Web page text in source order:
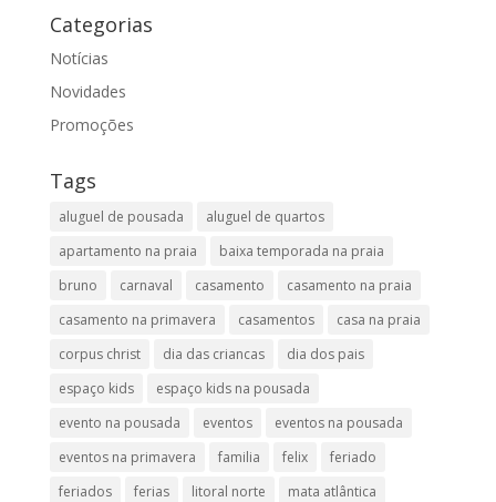
Categorias
Notícias
Novidades
Promoções
Tags
aluguel de pousada
aluguel de quartos
apartamento na praia
baixa temporada na praia
bruno
carnaval casamento
casamento na praia
casamento na primavera
casamentos
casa na praia
corpus christ
dia das criancas
dia dos pais
espaço kids
espaço kids na pousada
evento na pousada
eventos
eventos na pousada
eventos na primavera
familia felix
feriado
feriados
ferias litoral norte
mata atlântica